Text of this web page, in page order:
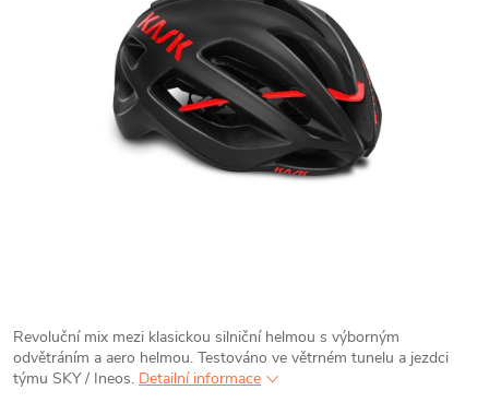
Revoluční mix mezi klasickou silniční helmou s výborným
odvětráním a aero helmou. Testováno ve větrném tunelu a jezdci
týmu SKY / Ineos. Detailní informace